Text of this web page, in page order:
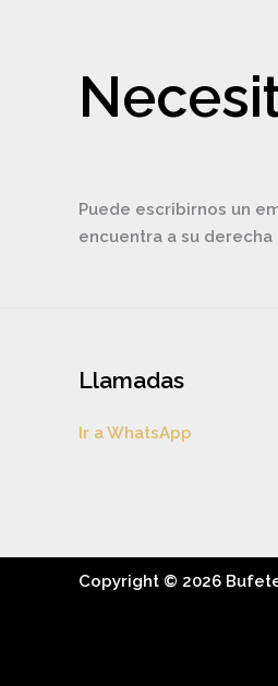
Puede escribirnos un
encuentra a su
Llamadas
Ir a WhatsApp
Copyright © 2026